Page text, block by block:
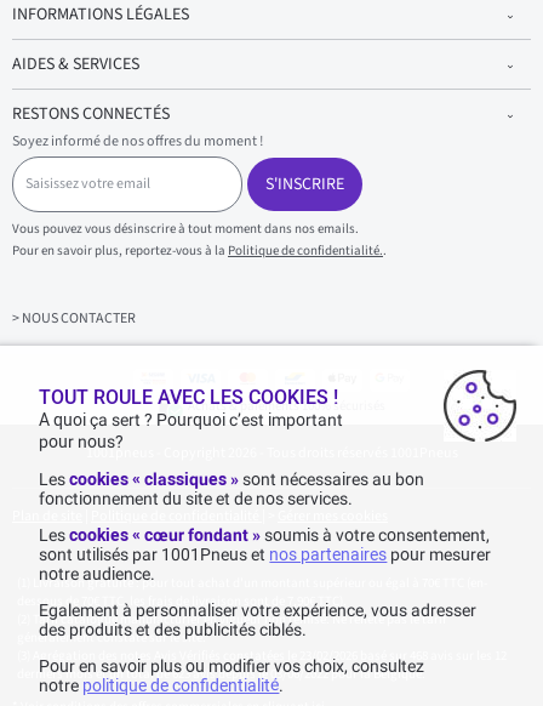
INFORMATIONS LÉGALES
AIDES & SERVICES
RESTONS CONNECTÉS
Soyez informé de nos offres du moment !
S
a
i
s
i
s
z
v
S'INSCRIRE
Vous pouvez vous désinscrire à tout moment dans nos emails.
Pour en savoir plus, reportez-vous à la Politique de confidentialité..
> NOUS CONTACTER
Achats & paiements 100% sécurisés
1001pneus - Copyright 2026 - Tous droits réservés 1001Pneus
Livraison gratuite : pour tout achat d'un montant supérieur ou égal à 70€ TTC (en-
dessous de 70€ TTC, les frais de livraison sont de 7,90€ TTC).
Tarif catalogue manufacturier en vigueur non remisé. Ne reflète pas le tarif
généralement constaté sur le site.
Agrégation des notes Avis Vérifiés constatées le 23/02/2026 basé sur 468 avis sur les 12
derniers mois et un total de 623 avis depuis le 03/06/2022 pour la Belgique.
TOUT ROULE AVEC LES COOKIES !
A quoi ça sert ? Pourquoi c’est important
pour nous?
Lescookies « classiques »sont nécessaires au bon
fonctionnement du site et de nos services.
Lescookies « cœur fondant » soumis à votre consentement,
sont utilisés par 1001Pneus et nos partenaires pour mesurer
notre audience.
Egalement à personnaliser votre expérience, vous adresser
des produits et des publicités ciblés.
Pour en savoir plus ou modifier vos choix, consultez
notre politique de confidentialité.